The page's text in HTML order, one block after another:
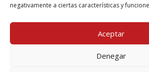
negativamente a ciertas características y
Aceptar
Denegar
Documentation